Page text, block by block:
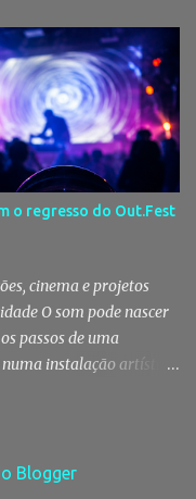
no distrito de
pela GNR Um
28 de Julho, por
estupefacientes, na
efetuada pelo Comando
Posto Territorial de
de fiscalização
ao consumo e tráfico
Guarda identificaram
em Pi...
o regresso do Out.Fest
cinema e projetos
O som pode nascer
passos de uma
instalação artística.
a 22.ª edição do festival,
Blogger